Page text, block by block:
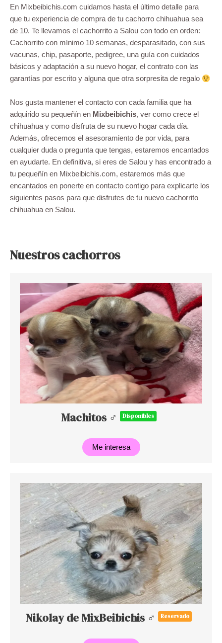
En Mixbeibichis.com cuidamos hasta el último detalle para
que tu experiencia de compra de tu cachorro chihuahua sea
de 10. Te llevamos el cachorrito a Salou con todo en orden:
Cachorrito con mínimo 10 semanas, desparasitado, con sus
vacunas, chip, pasaporte, pedigree, una guía con cuidados
básicos y adaptación a su nuevo hogar, el contrato con las
garantías por escrito y alguna que otra sorpresita de regalo
Nos gusta mantener el contacto con cada familia que ha
adquirido su pequeñín en Mixbeibichis, ver como crece el
chihuahua y como disfruta de su nuevo hogar cada día.
Además, ofrecemos el asesoramiento de por vida, para
cualquier duda o pregunta que tengas, estaremos encantados
en ayudarte. En definitiva, si eres de Salou y has encontrado a
tu pequeñín en Mixbeibichis.com, estaremos más que
encantados en ponerte en contacto contigo para explicarte los
siguientes pasos para que disfrutes de tu nuevo cachorrito
chihuahua en Salou.
Nuestros cachorros
Machitos ♂ Disponibles
Me interesa
Nikolay de MixBeibichis ♂ Reservado